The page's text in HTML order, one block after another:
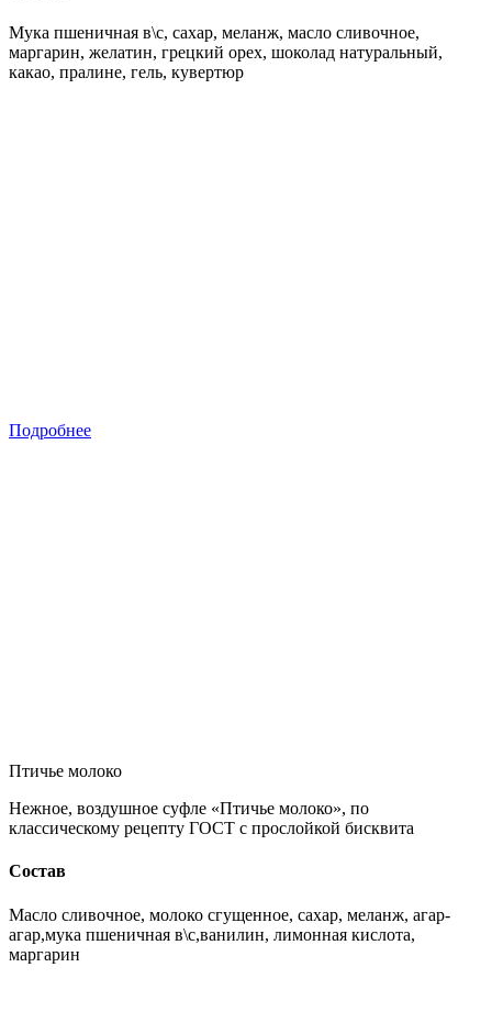
Мука пшеничная в\с, сахар, меланж, масло сливочное,
маргарин, желатин, грецкий орех, шоколад натуральный,
какао, пралине, гель, кувертюр
Подробнее
Птичье молоко
Нежное, воздушное суфле «Птичье молоко», по
классическому рецепту ГОСТ с прослойкой бисквита
Состав
Масло сливочное, молоко сгущенное, сахар, меланж, агар-
агар,мука пшеничная в\с,ванилин, лимонная кислота,
маргарин